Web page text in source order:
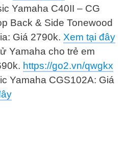
Yamaha C40II – CG
Back & Side Tonewood
Giá 2790k. Xem tại đây
Yamaha cho trẻ em
https://go2.vn/qwgkx
Yamaha CGS102A: Giá